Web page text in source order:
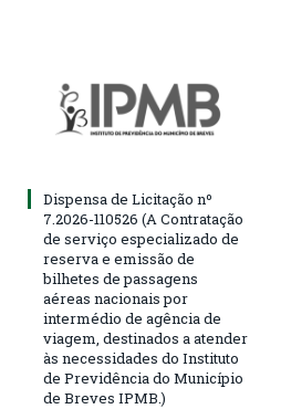
Dispensa de Licitação nº
7.2026-110526 (A Contratação
de serviço especializado de
reserva e emissão de
bilhetes de passagens
aéreas nacionais por
intermédio de agência de
viagem, destinados a atender
às necessidades do Instituto
de Previdência do Município
de Breves IPMB.)